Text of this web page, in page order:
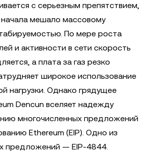
с серьезным препятствием,
мешало массовому
По мере роста
и активности в сети скорость
а плата за газ резко
широкое использование
нагрузки. Однако грядущее
Dencun вселяет надежду
многочисленных предложений
Ethereum (EIP). Одно из
предложений — EIP-4844.